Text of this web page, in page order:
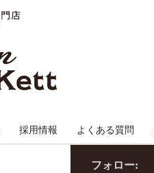
採用情報 よくある質問
フォロー: